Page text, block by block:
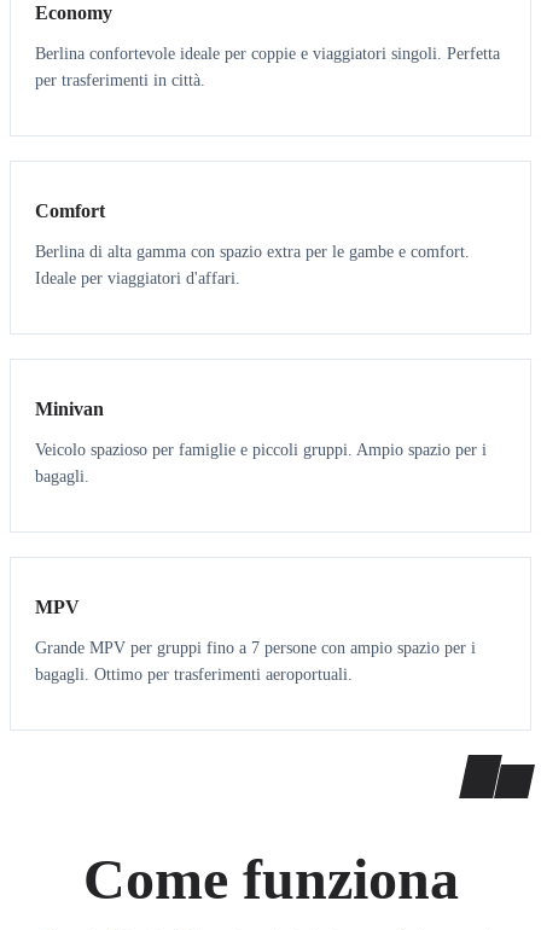
Economy
Berlina confortevole ideale per coppie e viaggiatori singoli. Perfetta
per trasferimenti in città.
3 3
Comfort
Berlina di alta gamma con spazio extra per le gambe e comfort.
Ideale per viaggiatori d'affari.
6 5
Minivan
Veicolo spazioso per famiglie e piccoli gruppi. Ampio spazio per i
bagagli.
7 7
MPV
Grande MPV per gruppi fino a 7 persone con ampio spazio per i
bagagli. Ottimo per trasferimenti aeroportuali.
Come funziona